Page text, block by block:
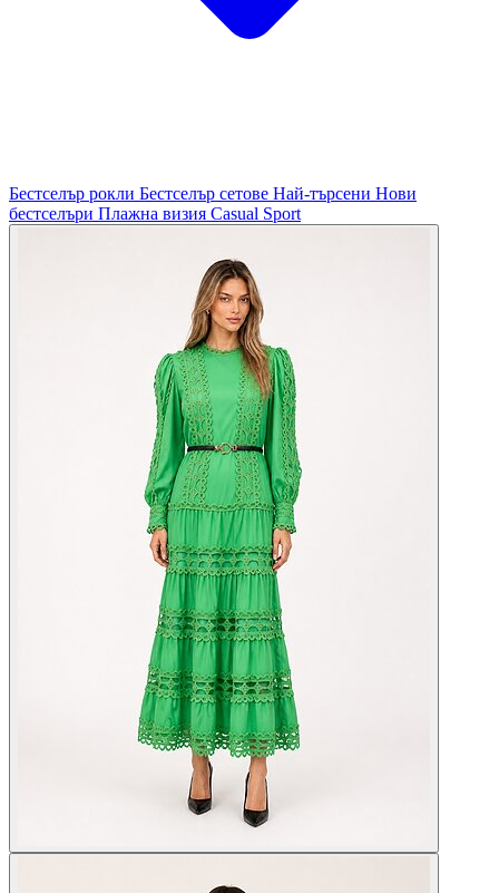
Бестселър рокли Бестселър сетове Най-търсени Нови
бестселъри Плажна визия Casual Sport